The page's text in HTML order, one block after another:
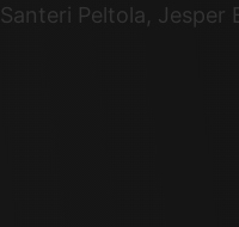
Peltola,